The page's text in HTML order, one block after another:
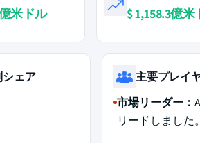
米ドル $ 1,158.3億米
ェア
主要プレイ
市場リーダー：
リードしました。